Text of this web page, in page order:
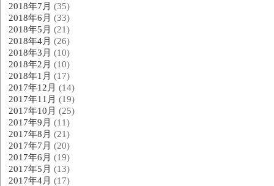
2018年7月 (35)
2018年6月 (33)
2018年5月 (21)
2018年4月 (26)
2018年3月 (10)
2018年2月 (10)
2018年1月 (17)
2017年12月 (14)
2017年11月 (19)
2017年10月 (25)
2017年9月 (11)
2017年8月 (21)
2017年7月 (20)
2017年6月 (19)
2017年5月 (13)
2017年4月 (17)